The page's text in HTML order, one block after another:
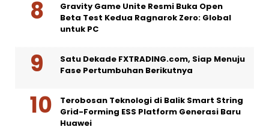
Gravity Game Unite Resmi Buka Open
Beta Test Kedua Ragnarok Zero: Global
untuk PC
Satu Dekade FXTRADING.com, Siap Menuju
Fase Pertumbuhan Berikutnya
Terobosan Teknologi di Balik Smart String
Grid-Forming ESS Platform Generasi Baru
Huawei